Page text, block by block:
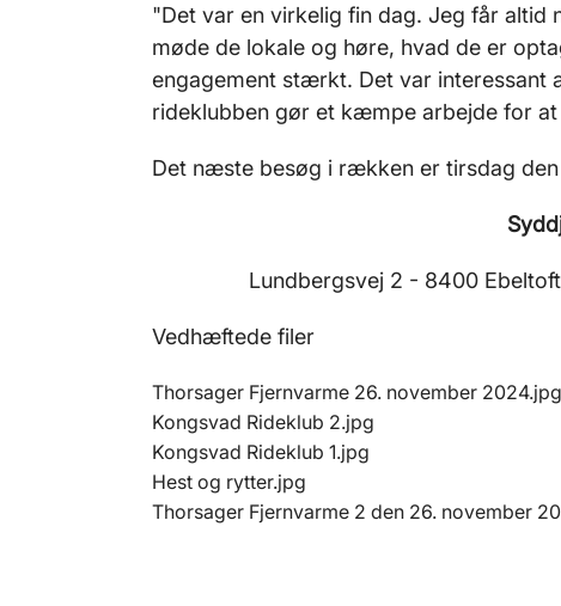
"Det var en virkelig fin dag. Jeg får altid
møde de lokale og høre, hvad de er
engagement stærkt. Det var
rideklubben gør et kæmpe arbejde for
Det næste besøg i rækken er tirsdag
Lundbergsvej 2 - 8400
Vedhæftede filer
Thorsager Fjernvarme 26. november 2024.jpg
Kongsvad Rideklub 2.jpg
Kongsvad Rideklub 1.jpg
Hest og rytter.jpg
Thorsager Fjernvarme 2 den 26. november